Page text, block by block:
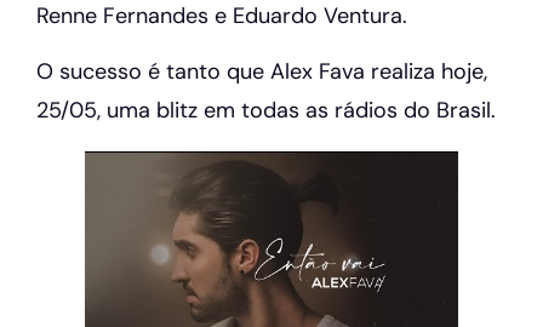
Renne Fernandes e Eduardo Ventura.
O sucesso é tanto que Alex Fava realiza hoje,
25/05, uma blitz em todas as rádios do Brasil.